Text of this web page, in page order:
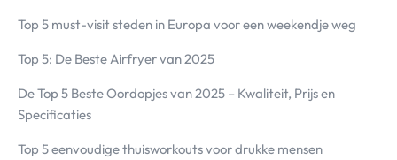
Top 5 must-visit steden in Europa voor een weekendje weg
Top 5: De Beste Airfryer van 2025
De Top 5 Beste Oordopjes van 2025 – Kwaliteit, Prijs en
Specificaties
Top 5 eenvoudige thuisworkouts voor drukke mensen